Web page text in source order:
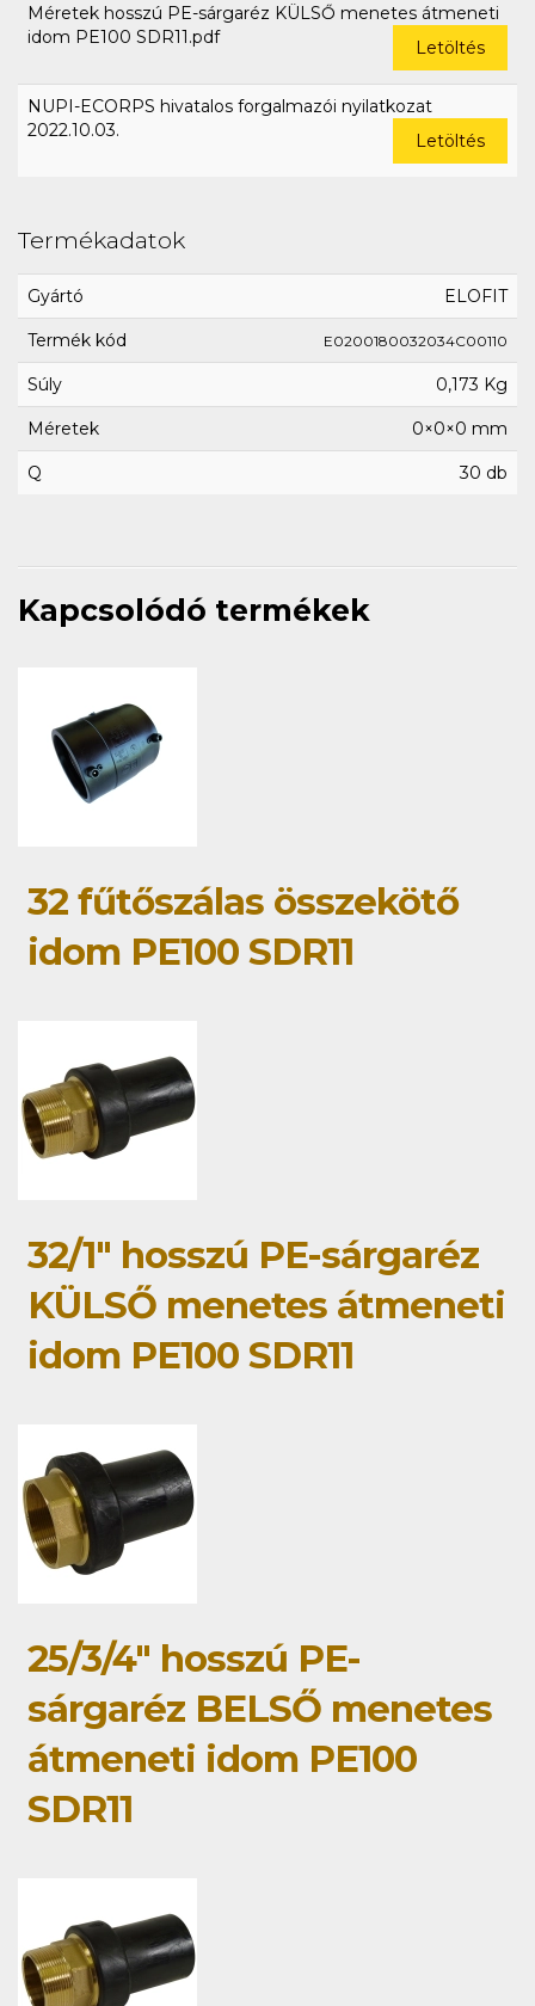
Méretek hosszú PE-sárgaréz KÜLSŐ menetes átmeneti
idom PE100 SDR11.pdf
Letöltés
NUPI-ECORPS hivatalos forgalmazói nyilatkozat
2022.10.03.
Letöltés
Termékadatok
Gyártó ELOFIT
Termék kód E0200180032034C00110
Súly 0,173 Kg
Méretek 0×0×0 mm
Q 30 db
Kapcsolódó termékek
32 fűtőszálas összekötő
idom PE100 SDR11
32/1" hosszú PE-sárgaréz
KÜLSŐ menetes átmeneti
idom PE100 SDR11
25/3/4" hosszú PE-
sárgaréz BELSŐ menetes
átmeneti idom PE100
SDR11